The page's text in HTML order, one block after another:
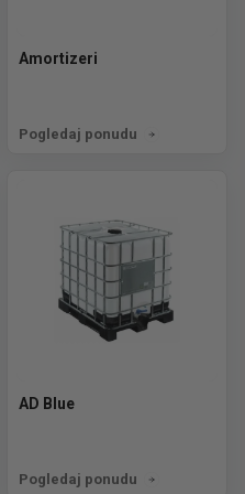
Amortizeri
Pogledaj ponudu
AD Blue
Pogledaj ponudu